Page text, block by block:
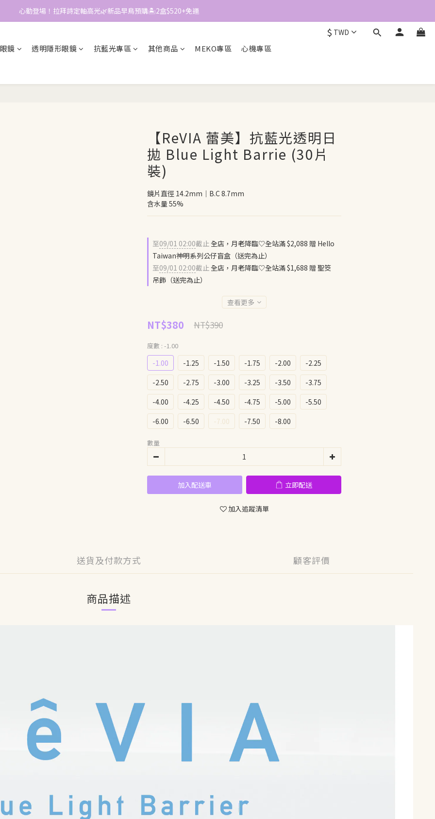
📱加入官方LINE｜領$50折價券
心動登場！拉拜詩定軸高光🌿新品早鳥預購🏝️2盒$520+免運
$ TWD
鏡 透明隱形眼鏡 抗藍光專區 其他商品 MEKO專區 心機專區
【ReVIA 蕾美】抗藍光透明日
拋 Blue Light Barrie (30片
裝)
鏡片直徑 14.2mm｜B.C 8.7mm
含水量 55%
至09/01 02:00截止全店，月老降臨♡全站滿 $2,088 贈 Hello
Taiwan神明系列公仔盲盒（送完為止）
至09/01 02:00截止全店，月老降臨♡全站滿 $1,688 贈 聖筊
吊飾（送完為止）
查看更多
NT$380 NT$390
度數 : -1.00
-1.00 -1.25 -1.50 -1.75 -2.00
-2.25
-2.50
-2.75 -3.00 -3.25 -3.50
-3.75
-4.00
-4.25 -4.50 -4.75 -5.00
-5.50
-6.00
-6.50 -7.00 -7.50 -8.00
數量
加入配送車 立即配送
加入追蹤清單
送貨及付款方式 顧客評價
商品描述